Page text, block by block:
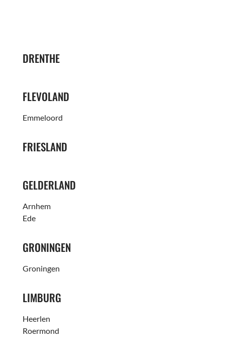
DRENTHE
FLEVOLAND
Emmeloord
FRIESLAND
GELDERLAND
Arnhem
Ede
GRONINGEN
Groningen
LIMBURG
Heerlen
Roermond